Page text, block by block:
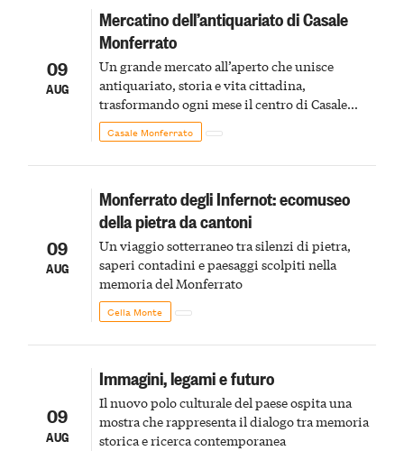
09
AUG
Mercatino dell’antiquariato di Casale
Monferrato
Un grande mercato all’aperto che unisce
antiquariato, storia e vita cittadina,
trasformando ogni mese il centro di Casale
Monferrato in un luogo di scoperta e racconto
Casale Monferrato
09
AUG
Monferrato degli Infernot: ecomuseo
della pietra da cantoni
Un viaggio sotterraneo tra silenzi di pietra,
saperi contadini e paesaggi scolpiti nella
memoria del Monferrato
Cella Monte
09
AUG
Immagini, legami e futuro
Il nuovo polo culturale del paese ospita una
mostra che rappresenta il dialogo tra memoria
storica e ricerca contemporanea